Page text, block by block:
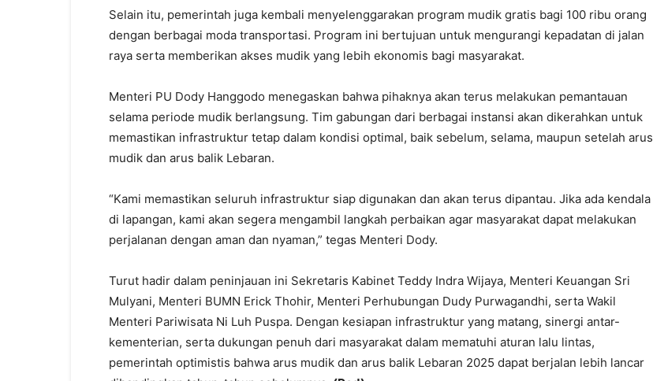
Selain itu, pemerintah juga kembali menyelenggarakan program mudik gratis bagi 100 ribu orang
dengan berbagai moda transportasi. Program ini bertujuan untuk mengurangi kepadatan di jalan
raya serta memberikan akses mudik yang lebih ekonomis bagi masyarakat.
Menteri PU Dody Hanggodo menegaskan bahwa pihaknya akan terus melakukan pemantauan
selama periode mudik berlangsung. Tim gabungan dari berbagai instansi akan dikerahkan untuk
memastikan infrastruktur tetap dalam kondisi optimal, baik sebelum, selama, maupun setelah arus
mudik dan arus balik Lebaran.
“Kami memastikan seluruh infrastruktur siap digunakan dan akan terus dipantau. Jika ada kendala
di lapangan, kami akan segera mengambil langkah perbaikan agar masyarakat dapat melakukan
perjalanan dengan aman dan nyaman,” tegas Menteri Dody.
Turut hadir dalam peninjauan ini Sekretaris Kabinet Teddy Indra Wijaya, Menteri Keuangan Sri
Mulyani, Menteri BUMN Erick Thohir, Menteri Perhubungan Dudy Purwagandhi, serta Wakil
Menteri Pariwisata Ni Luh Puspa. Dengan kesiapan infrastruktur yang matang, sinergi antar-
kementerian, serta dukungan penuh dari masyarakat dalam mematuhi aturan lalu lintas,
pemerintah optimistis bahwa arus mudik dan arus balik Lebaran 2025 dapat berjalan lebih lancar